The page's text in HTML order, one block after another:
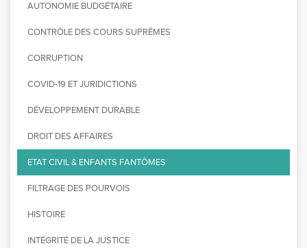
AUTONOMIE BUDGÉTAIRE
CONTRÔLE DES COURS SUPRÊMES
CORRUPTION
COVID-19 ET JURIDICTIONS
DÉVELOPPEMENT DURABLE
DROIT DES AFFAIRES
ETAT CIVIL & ENFANTS FANTÔMES
FILTRAGE DES POURVOIS
HISTOIRE
INTÉGRITÉ DE LA JUSTICE